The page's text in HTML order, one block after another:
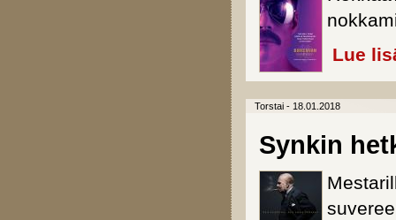
Lue
Torstai - 18.01.2018
Synkin